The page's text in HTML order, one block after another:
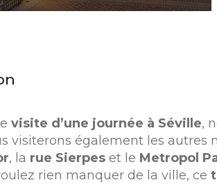
visite d’une journée à Séville,
visiterons également les
, la rue Sierpeset le Metropol
rien manquer de la ville, ce